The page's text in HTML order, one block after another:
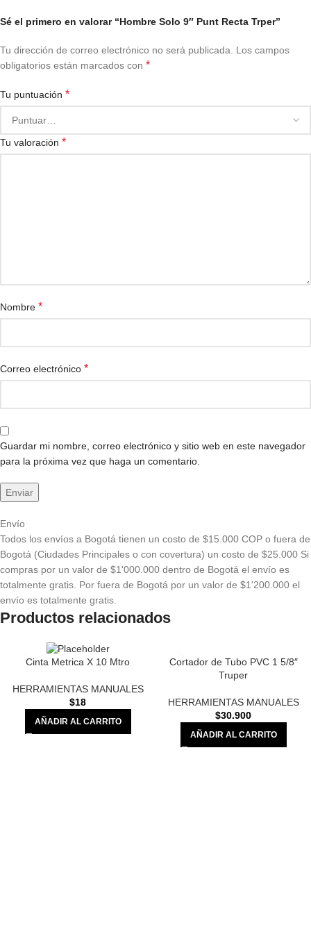
Sé el primero en valorar “Hombre Solo 9″ Punt Recta Trper”
Tu dirección de correo electrónico no será publicada.
Los campos
obligatorios están marcados con *
Tu puntuación *
Tu valoración *
Nombre *
Correo electrónico *
Guardar mi nombre, correo electrónico y sitio web en este navegador
para la próxima vez que haga un comentario.
Envío
Todos los envíos a Bogotá tienen un costo de $15.000 COP o fuera de
Bogotá (Ciudades Principales o con covertura) un costo de $25.000 Si
compras por un valor de $1'000.000 dentro de Bogotá el envío es
totalmente gratis. Por fuera de Bogotá por un valor de $1'200.000 el
envío es totalmente gratis.
Productos relacionados
Cinta Metrica X 10 Mtro
HERRAMIENTAS MANUALES
$18
AÑADIR AL CARRITO
Cortador de Tubo PVC 1 5/8″
Truper
HERRAMIENTAS MANUALES
$30.900
AÑADIR AL CARRITO